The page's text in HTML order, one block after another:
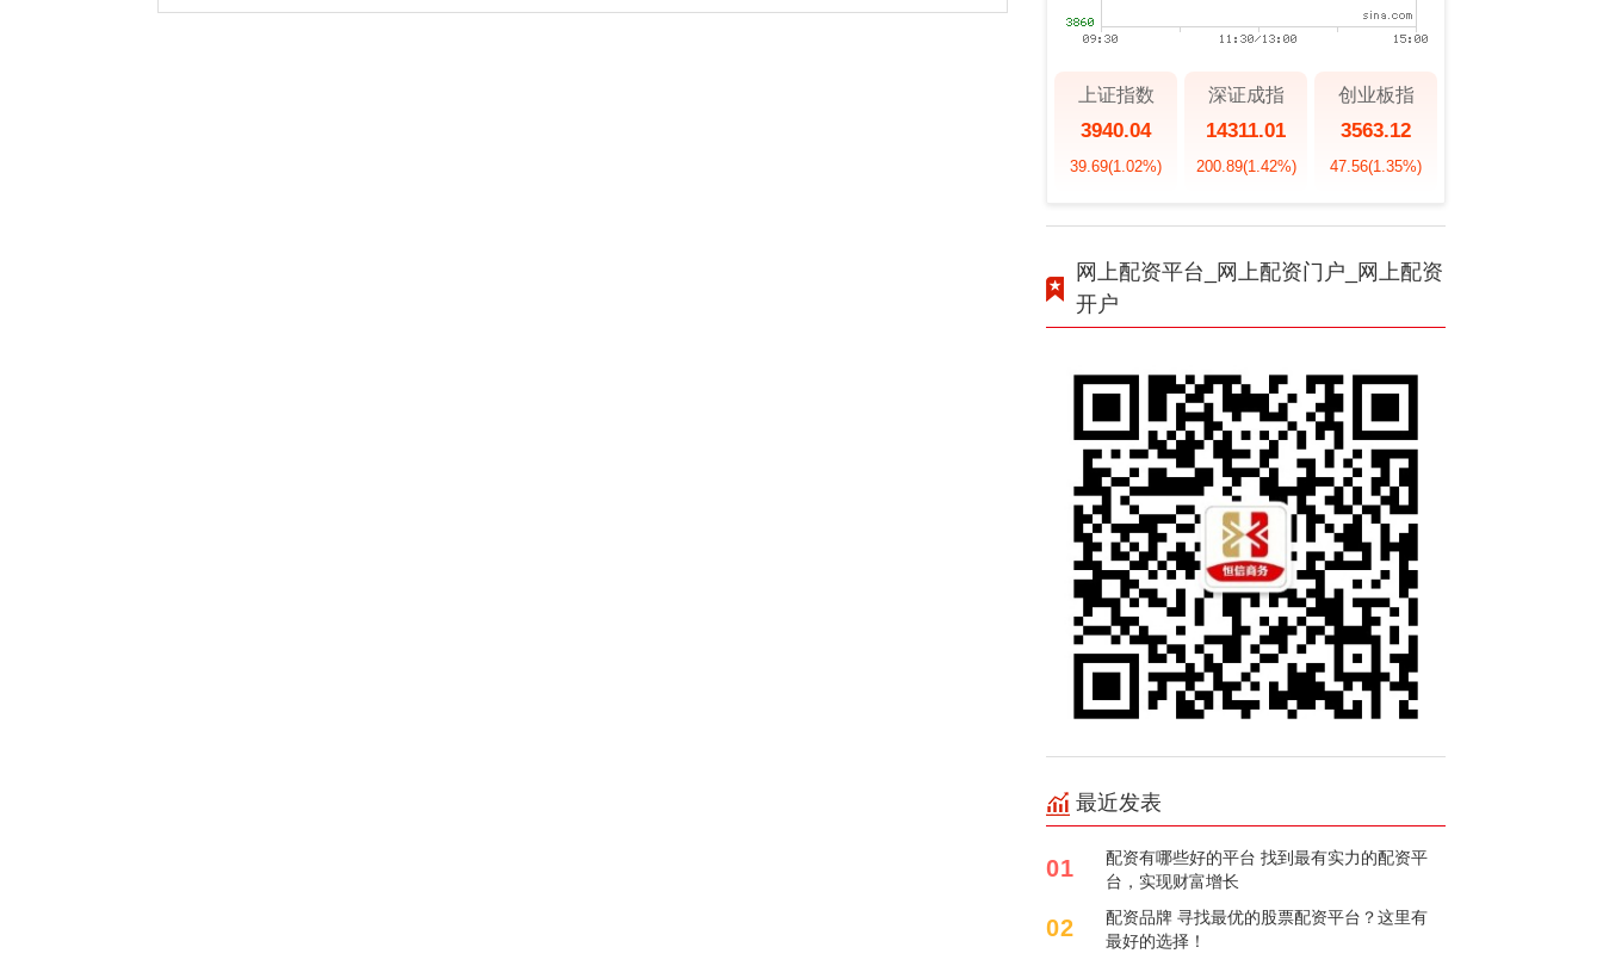
上证指数
3940.04
39.69(1.02%)
深证成指
14311.01
200.89(1.42%)
创业板指
3563.12
47.56(1.35%)
网上配资平台_网上配资门户_网上配资
开户
最近发表
01
配资有哪些好的平台 找到最有实力的配资平
台，实现财富增长
02
配资品牌 寻找最优的股票配资平台？这里有
最好的选择！